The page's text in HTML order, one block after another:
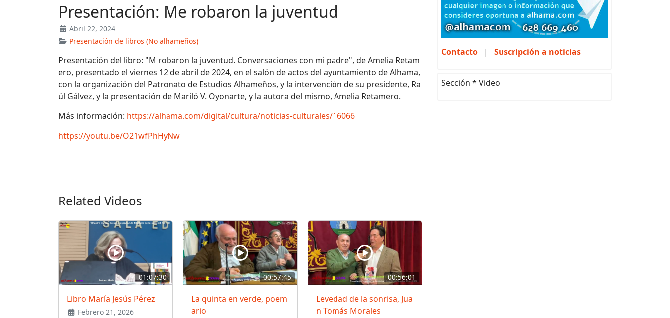
Presentación: Me robaron la juventud
Abril 22, 2024
Presentación de libros (No alhameños)
Presentación del libro: "M robaron la juventud. Conversaciones con mi padre", de Amelia Retam
ero, presentado el viernes 12 de abril de 2024, en el salón de actos del ayuntamiento de Alhama,
con la organización del Patronato de Estudios Alhameños, y la intervención de su presidente, Ra
úl Gálvez, y la presentación de Mariló V. Oyonarte, y la autora del mismo, Amelia Retamero.
Más información: https://alhama.com/digital/cultura/noticias-culturales/16066
https://youtu.be/O21wfPhHyNw
Related Videos
01:07:30
Libro María Jesús Pérez
Febrero 21, 2026
00:57:45
La quinta en verde, poem
ario
00:56:01
Levedad de la sonrisa, Jua
n Tomás Morales
Contacto | Suscripción a noticias
Sección * Video